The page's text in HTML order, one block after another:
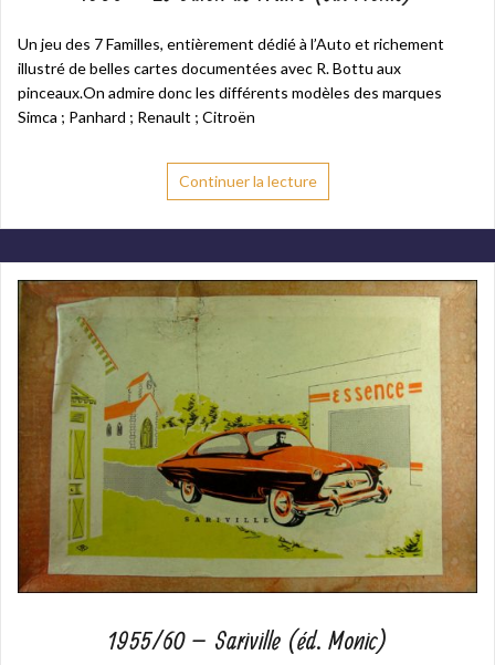
Un jeu des 7 Familles, entièrement dédié à l’Auto et richement
illustré de belles cartes documentées avec R. Bottu aux
pinceaux.On admire donc les différents modèles des marques
Simca ; Panhard ; Renault ; Citroën
Continuer la lecture
1955/60 – Sariville (éd. Monic)